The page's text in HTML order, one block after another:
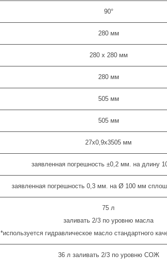
90°
280 мм
280 х 280 мм
280 мм
505 мм
505 мм
27х0,9х3505 мм
заявленная погрешность ±0,2 мм. на длину
заявленная погрешность 0,3 мм. на Ø 100 мм
75 л
заливать 2/3 по уровню масла
*используется гидравлическое масло стандартного
36 л заливать 2/3 по уровню СОЖ